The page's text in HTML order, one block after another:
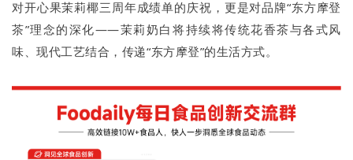
对开心果茉莉椰三周年成绩单的庆祝，更是对品牌“东方摩登
茶”理念的深化——茉莉奶白将持续将传统花香茶与各式风
味、现代工艺结合，传递“东方摩登”的生活方式。